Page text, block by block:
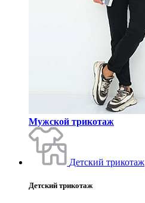
Мужской трикотаж
Детский трикотаж
Детский трикотаж